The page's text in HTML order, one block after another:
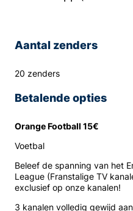
Aantal zenders
20 zenders
Betalende opties
Orange Football 15€
Voetbal
Beleef de spanning van het
League (Franstalige TV
exclusief op onze kanalen!
3 kanalen volledig gewijd